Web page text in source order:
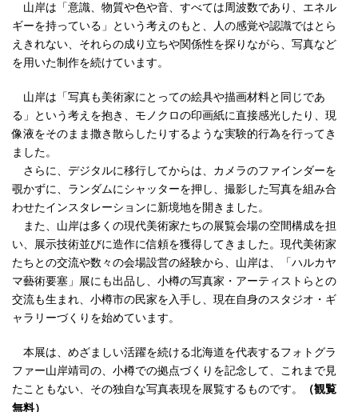
山岸は「意識、物質や色や音、すべては周波数であり、エネル
ギーを持っている」という考えのもと、人の感覚や認識ではとら
えきれない、それらの成り立ちや関係性を探りながら、写真など
を用いた制作を続けています。
山岸は「写真も美術家にとっての絵具や描画材料と同じであ
る」という考えを抱き、モノクロの印画紙に直接感光したり、現
像液をそのまま撒き散らしたりするような実験的行為を行ってき
ました。
さらに、デジタルに移行してからは、カメラのファインダーを
覗かずに、ランダムにシャッターを押し、撮影した写真を組み合
わせたインスタレーションに新境地を開きました。
また、山岸は多くの現代美術家たちの展覧会場の空間構成を担
い、展示技術並びに造作に信頼を獲得してきました。現代美術家
たちとの交流や数々の会場設営の経験から、山岸は、「ハルカヤ
マ藝術要塞」展にも出品し、小樽の写真家・アーティストらとの
交流も生まれ、小樽市の民家を入手し、現在自身のスタジオ・ギ
ャラリーづくりを始めています。
本展は、めざましい活躍を続ける北海道を代表するフォトグラ
ファー山岸靖司の、小樽での拠点づくりを記念して、これまで見
たこともない、その独自な写真表現を展覧するものです。
（観覧
無料）